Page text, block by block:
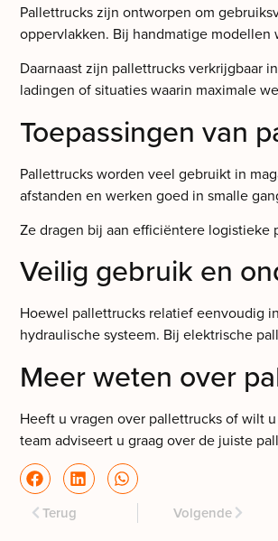
Pallettrucks zijn ontworpen om
oppervlakken. Bij handmatige
Daarnaast zijn pallettrucks verkrijgbaar
ladingen of situaties waarin maximale
Toepassingen van
Pallettrucks worden veel gebruikt in
afstanden en werken goed in smalle
Ze dragen bij aan efficiëntere logistieke
Veilig gebruik en
Hoewel pallettrucks relatief eenvoudig
hydraulische systeem. Bij elektrische
Meer weten over
Heeft u vragen over pallettrucks of wilt
team adviseert u graag over de juiste
Terug Volgende